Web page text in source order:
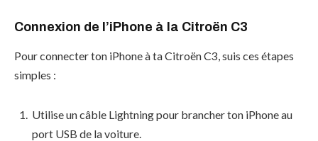
Connexion de l’iPhone à la Citroën C3
Pour connecter ton iPhone à ta Citroën C3, suis ces étapes
simples :
Utilise un câble Lightning pour brancher ton iPhone au
port USB de la voiture.